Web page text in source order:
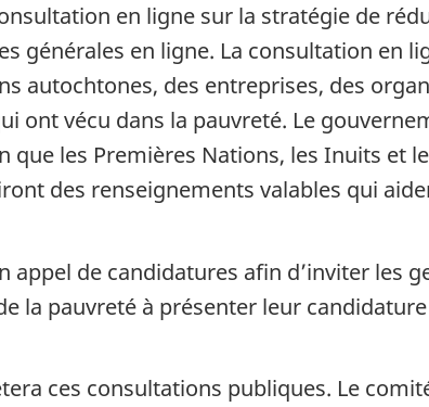
en ligne sur la stratégie de
générales en ligne. La consultation en
autochtones, des entreprises, des
ont vécu dans la pauvreté. Le
que les Premières Nations, les Inuits et
des renseignements valables qui
de candidatures afin d’inviter les
la pauvreté à présenter leur
ces consultations publiques. Le